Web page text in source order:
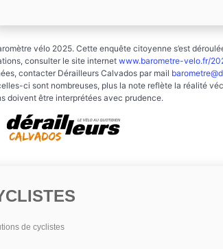
vélo 2025. Cette enquête citoyenne s’est
consulter le site internet www.barometre-velo.fr/
contacter Dérailleurs Calvados par mail
ci sont nombreuses, plus la note reflète la réalité
doivent être interprétées avec prudence.
de cyclistes